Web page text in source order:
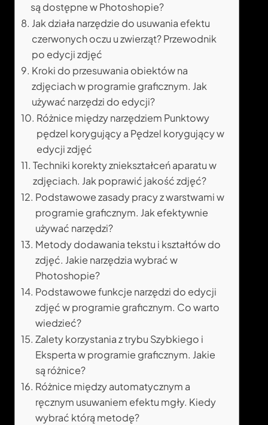
są dostępne w Photoshopie?
Jak działa narzędzie do usuwania efektu
czerwonych oczu u zwierząt? Przewodnik
po edycji zdjęć
Kroki do przesuwania obiektów na
zdjęciach w programie graficznym. Jak
używać narzędzi do edycji?
Różnice między narzędziem Punktowy
pędzel korygujący a Pędzel korygujący w
edycji zdjęć
Techniki korekty zniekształceń aparatu w
zdjęciach. Jak poprawić jakość zdjęć?
Podstawowe zasady pracy z warstwami w
programie graficznym. Jak efektywnie
używać narzędzi?
Metody dodawania tekstu i kształtów do
zdjęć. Jakie narzędzia wybrać w
Photoshopie?
Podstawowe funkcje narzędzi do edycji
zdjęć w programie graficznym. Co warto
wiedzieć?
Zalety korzystania z trybu Szybkiego i
Eksperta w programie graficznym. Jakie
są różnice?
Różnice między automatycznym a
ręcznym usuwaniem efektu mgły. Kiedy
wybrać którą metodę?